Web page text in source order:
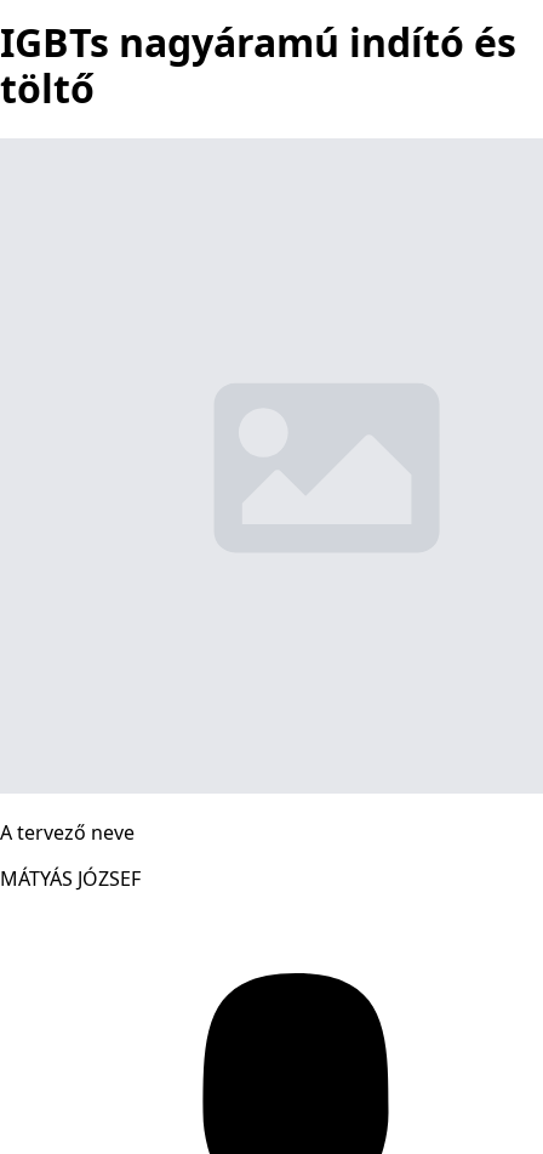
IGBTs nagyáramú indító és
töltő
A tervező neve
MÁTYÁS JÓZSEF